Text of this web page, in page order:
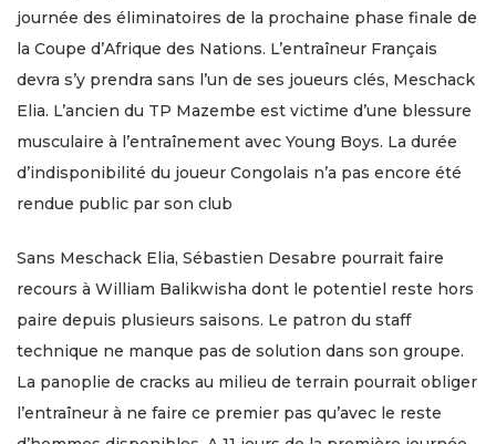
journée des éliminatoires de la prochaine phase finale de
la Coupe d’Afrique des Nations. L’entraîneur Français
devra s’y prendra sans l’un de ses joueurs clés, Meschack
Elia. L’ancien du TP Mazembe est victime d’une blessure
musculaire à l’entraînement avec Young Boys. La durée
d’indisponibilité du joueur Congolais n’a pas encore été
rendue public par son club
Sans Meschack Elia, Sébastien Desabre pourrait faire
recours à William Balikwisha dont le potentiel reste hors
paire depuis plusieurs saisons. Le patron du staff
technique ne manque pas de solution dans son groupe.
La panoplie de cracks au milieu de terrain pourrait obliger
l’entraîneur à ne faire ce premier pas qu’avec le reste